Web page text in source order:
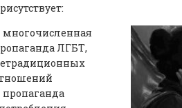
многочисленная
ЛГБТ,
пропаганда